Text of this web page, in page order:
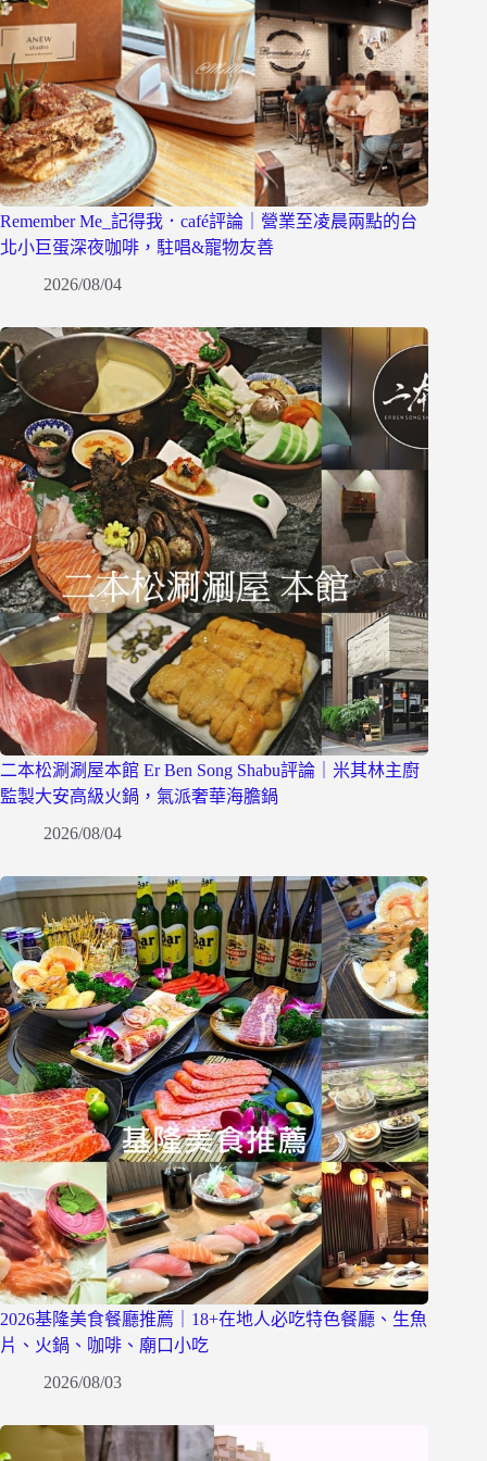
Remember Me_記得我．café評論｜營業至凌晨兩點的台
北小巨蛋深夜咖啡，駐唱&寵物友善
2026/08/04
二本松涮涮屋本館 Er Ben Song Shabu評論｜米其林主廚
監製大安高級火鍋，氣派奢華海膽鍋
2026/08/04
2026基隆美食餐廳推薦｜18+在地人必吃特色餐廳、生魚
片、火鍋、咖啡、廟口小吃
2026/08/03